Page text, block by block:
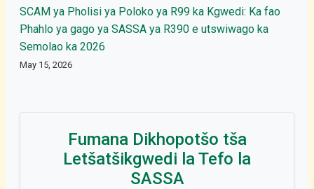
SCAM ya Pholisi ya Poloko ya R99 ka Kgwedi: Ka fao
Phahlo ya gago ya SASSA ya R390 e utswiwago ka
Semolao ka 2026
May 15, 2026
Fumana Dikhopotšo tša
Letšatšikgwedi la Tefo la
SASSA